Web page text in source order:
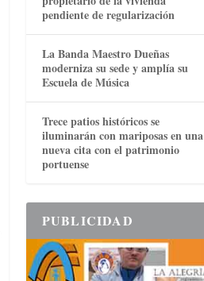
pendiente de regularización
La Banda Maestro Dueñas
moderniza su sede y amplía su
Escuela de Música
Trece patios históricos se
iluminarán con mariposas en una
nueva cita con el patrimonio
portuense
PUBLICIDAD